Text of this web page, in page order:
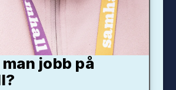
jobb på